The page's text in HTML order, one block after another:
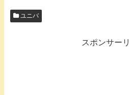
ユニバ
スポンサー